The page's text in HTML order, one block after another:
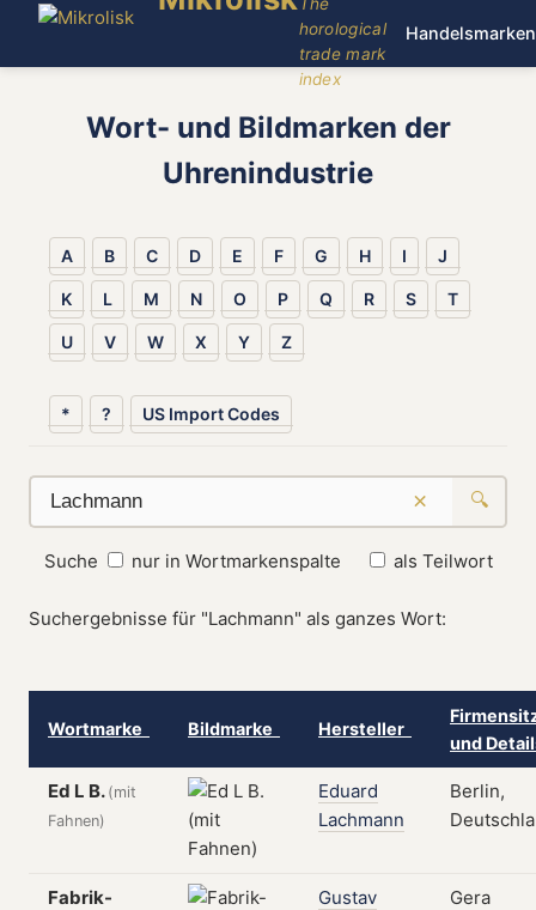
horological
trade mark
index
Handelsmarken
Wort- und Bildmarken der
Uhrenindustrie
A B C D E F G H I J
K L M N O P Q R S T
U V W X Y Z
* ? US Import Codes
× 🔍
Suche nur in Wortmarkenspalte als Teilwort
Suchergebnisse für "Lachmann" als ganzes Wort:
Wortmarke Bildmarke Hersteller
und
Ed L B. (mit
Fahnen)
Eduard
Lachmann
Berlin,
Fabrik-
Gustav
Gera